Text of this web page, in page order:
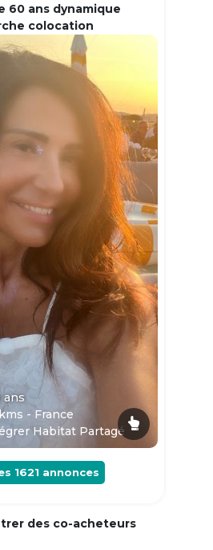
60 ans dynamique
colocation
ans
- France
Habitat Partagé
1621 annonces
des co-acheteurs